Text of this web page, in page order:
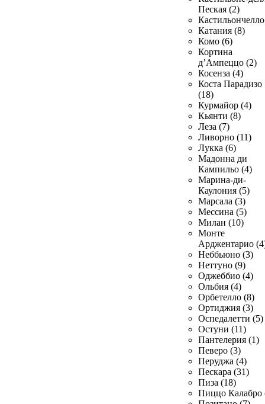
Пеская (2)
Катания (8)
Комо (6)
Кортина
д’Ампеццо (2)
Косенза (4)
Коста Парадизо
(18)
Курмайор (4)
Кьянти (8)
Леза (7)
Ливорно (11)
Лукка (6)
Мадонна ди
Кампильо (4)
Марина-ди-
Каулония (5)
Марсала (3)
Мессина (5)
Милан (10)
Монте
Арджентарио
Неббьюно (3)
Неттуно (9)
Оджеббио (4)
Ольбия (4)
Орбетелло (8)
Ортиджия (3)
Оспедалетти (5)
Остуни (11)
Пантелерия (1)
Певеро (3)
Перуджа (4)
Пескара (31)
Пиза (18)
Пиццо Калабро